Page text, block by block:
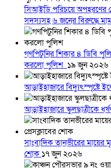
সিআইডি পরিচয়ে অপহরণের
সদস্যসহ ৬ জনের বিরুদ্ধে
গণপিটুনির শিকার ৪ ডিবি
করলো পুলিশ ১৯ জুন ২০২৬
আড়াইহাজারে বিদ্যুৎস্পৃষ্টে
আড়াইহাজারে স্কুলছাত্রীকে
সাংবাদিক তানভীরের মায়ের
শোক ১৭ জুন ২০২৬